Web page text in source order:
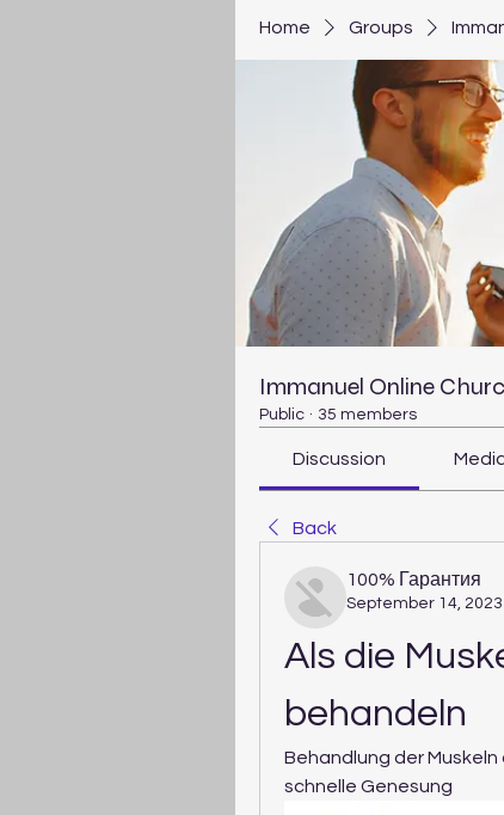
Home Groups
Immanuel Online
Public · 35 members
Discussion
Back
100% Гарантия
September 14, 2023
Als die
behandeln
Behandlung der
schnelle Genesung